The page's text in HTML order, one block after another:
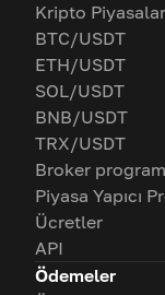
Kripto
BTC/USDT
ETH/USDT
SOL/USDT
BNB/USDT
TRX/USDT
Broker
Piyasa Yapıcı
Ücretler
API
Ödemeler